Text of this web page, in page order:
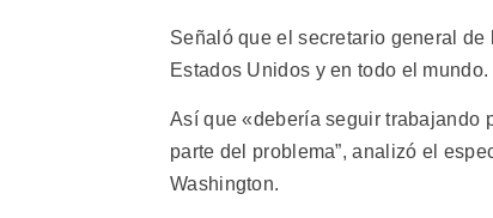
Señaló que el secretario general
Estados Unidos y en todo el mundo.
Así que «debería seguir trabajando
parte del problema”, analizó el
Washington.